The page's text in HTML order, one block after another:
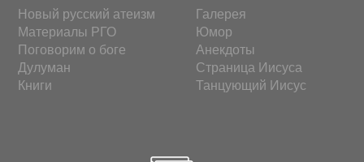
Новый русский атеизм
Материалы РГО
Поговорим о боге
Дулуман
Книги
Галерея
Юмор
Анекдоты
Страница Иисуса
Танцующий Иисус